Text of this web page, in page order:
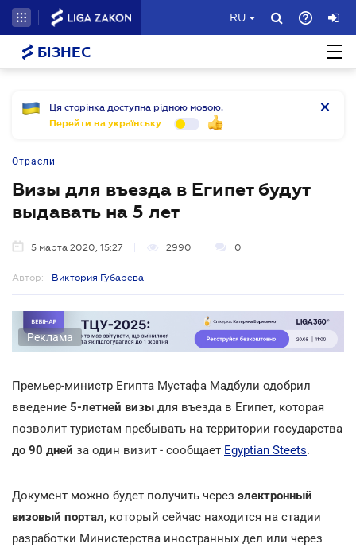
RU
БІЗНЕС
Ця сторінка доступна рідною мовою.
Перейти на українську
Отрасли
Визы для въезда в Египет будут
выдавать на 5 лет
5 марта 2020, 15:27 2990 0
Автор: Виктория Губарева
Реклама
Премьер-министр Египта Мустафа Мадбули одобрил
введение 5-летней визы для въезда в Египет, которая
позволит туристам пребывать на территории государства
до 90 дней за один визит - сообщает Egyptian Steets.
Документ можно будет получить через электронный
визовый портал, который сейчас находится на стадии
разработки Министерства иностранных дел или через